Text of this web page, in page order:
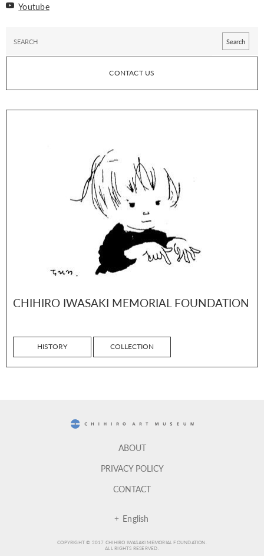
Youtube
CONTACT US
CHIHIRO IWASAKI MEMORIAL FOUNDATION
HISTORY COLLECTION
ABOUT
PRIVACY POLICY
CONTACT
English
COPYRIGHT © 2017 CHIHIRO IWASAKI MEMORIAL FOUNDATION.
ALL RIGHTS RESERVED.